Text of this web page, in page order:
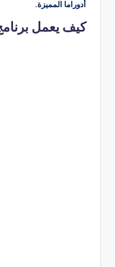
أدوراما المميزة.
كيف يعمل